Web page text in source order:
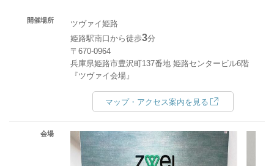
開催場所
ツヴァイ姫路
姫路駅南口から徒歩3分
〒670-0964
兵庫県姫路市豊沢町137番地 姫路センタービル6階
『ツヴァイ会場』
マップ・アクセス案内を見る
会場